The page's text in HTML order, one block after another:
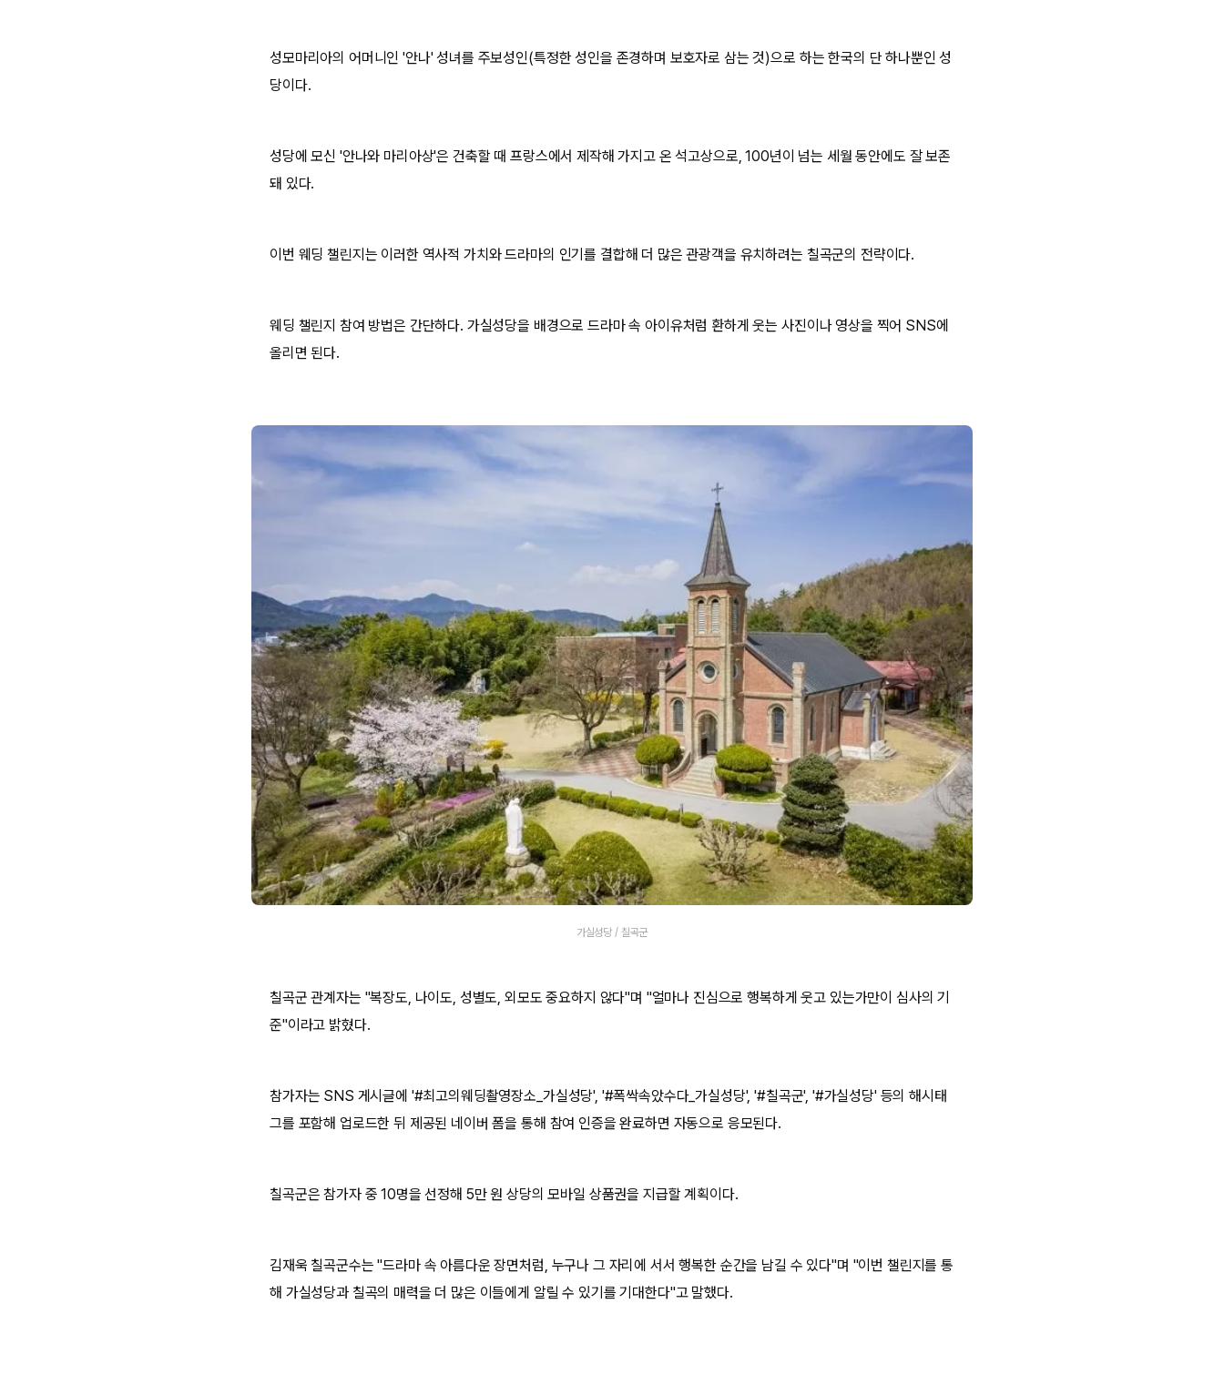
성모마리아의 어머니인 '안나' 성녀를 주보성인(특정한 성인을 존경하며 보호자로 삼는 것)으로 하는 한국의 단 하나뿐인 성
당이다.
성당에 모신 '안나와 마리아상'은 건축할 때 프랑스에서 제작해 가지고 온 석고상으로, 100년이 넘는 세월 동안에도 잘 보존
돼 있다.
이번 웨딩 챌린지는 이러한 역사적 가치와 드라마의 인기를 결합해 더 많은 관광객을 유치하려는 칠곡군의 전략이다.
웨딩 챌린지 참여 방법은 간단하다. 가실성당을 배경으로 드라마 속 아이유처럼 환하게 웃는 사진이나 영상을 찍어 SNS에
올리면 된다.
가실성당 / 칠곡군
칠곡군 관계자는 "복장도, 나이도, 성별도, 외모도 중요하지 않다"며 "얼마나 진심으로 행복하게 웃고 있는가만이 심사의 기
준"이라고 밝혔다.
참가자는 SNS 게시글에 '#최고의웨딩촬영장소_가실성당', '#폭싹속았수다_가실성당', '#칠곡군', '#가실성당' 등의 해시태
그를 포함해 업로드한 뒤 제공된 네이버 폼을 통해 참여 인증을 완료하면 자동으로 응모된다.
칠곡군은 참가자 중 10명을 선정해 5만 원 상당의 모바일 상품권을 지급할 계획이다.
김재욱 칠곡군수는 "드라마 속 아름다운 장면처럼, 누구나 그 자리에 서서 행복한 순간을 남길 수 있다"며 "이번 챌린지를 통
해 가실성당과 칠곡의 매력을 더 많은 이들에게 알릴 수 있기를 기대한다"고 말했다.